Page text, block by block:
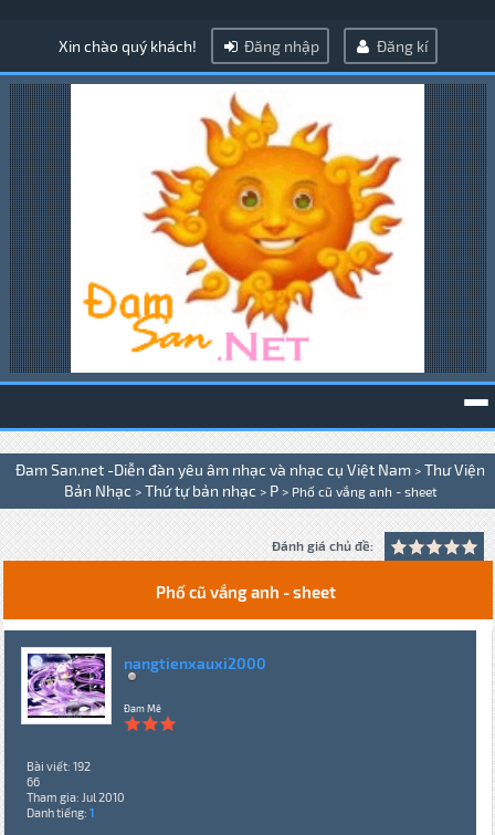
Xin chào quý khách! Đăng nhập Đăng kí
Đam San.net -Diễn đàn yêu âm nhạc và nhạc cụ Việt Nam > Thư Viện
Bản Nhạc > Thứ tự bản nhạc > P > Phố cũ vắng anh - sheet
Đánh giá chủ đề:
Phố cũ vắng anh - sheet
nangtienxauxi2000
Đam Mê
Bài viết: 192
66
Tham gia: Jul 2010
Danh tiếng: 1